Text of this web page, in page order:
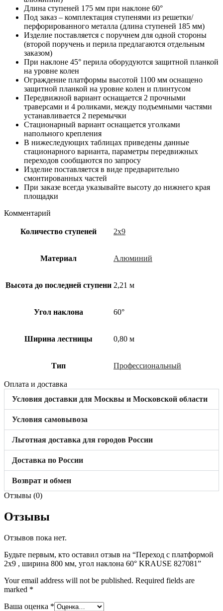
Длина ступеней 175 мм при наклоне 60°
Под заказ – комплектация ступенями из решетки/
перфорированного металла (длина ступеней 185 мм)
Изделие поставляется с поручнем для одной стороны
(второй поручень и перила предлагаются отдельным
заказом)
При наклоне 45° перила оборудуются защитной планкой
на уровне колен
Ограждение платформы высотой 1100 мм оснащено
защитной планкой на уровне колен и плинтусом
Передвижной вариант оснащается 2 прочными
траверсами и 4 роликами, между подъемными частями
устанавливается 2 перемычки
Стационарный вариант оснащается уголками
напольного крепления
В нижеследующих таблицах приведены данные
стационарного варианта, параметры передвижных
переходов сообщаются по запросу
Изделие поставляется в виде предварительно
смонтированных частей
При заказе всегда указывайте высоту до нижнего края
площадки
Комментарий
Количество ступеней 2х9
Материал Алюминий
Высота до последней ступени 2,21 м
Угол наклона 60°
Ширина лестницы 0,80 м
Тип Профессиональный
Оплата и доставка
Условия доставки для Москвы и Московской области
Условия самовывоза
Льготная доставка для городов России
Доставка по России
Возврат и обмен
Отзывы (0)
Отзывы
Отзывов пока нет.
Будьте первым, кто оставил отзыв на “Переход с платформой
2х9 , ширина 800 мм, угол наклона 60° KRAUSE 827081”
Your email address will not be published. Required fields are
marked *
Ваша оценка *